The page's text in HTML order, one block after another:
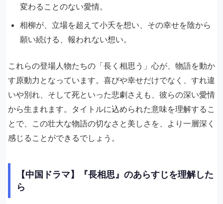
変わることのない愛情。
相柳が、立場を超えて小夭を想い、その幸せを陰から
願い続ける、報われない想い。
これらの登場人物たちの「長く相思う」心が、物語を動か
す原動力となっています。喜びや幸せだけでなく、すれ違
いや別れ、そして死といった悲劇さえも、彼らの深い愛情
から生まれます。タイトルに込められた意味を理解するこ
とで、この壮大な物語の切なさと美しさを、より一層深く
感じることができるでしょう。
【中国ドラマ】『長相思』のあらすじを理解した
ら